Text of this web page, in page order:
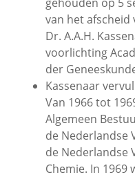
van het afscheid
Dr. A.A.H.
voorlichting
der
Kassenaar
Van 1966 tot
Algemeen
de Nederlandse
de Nederlandse
Chemie. In 1969